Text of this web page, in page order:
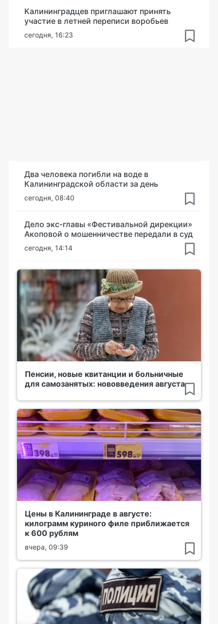
Калининградцев приглашают принять
участие в летней переписи воробьев
сегодня, 16:23
Два человека погибли на воде в
Калининградской области за день
сегодня, 08:40
Дело экс-главы «Фестивальной дирекции»
Акоповой о мошенничестве передали в суд
сегодня, 14:14
Пенсии, новые квитанции и больничные
для самозанятых: нововведения августа
Цены в Калининграде в августе:
килограмм куриного филе приближается
к 600 рублям
вчера, 09:39